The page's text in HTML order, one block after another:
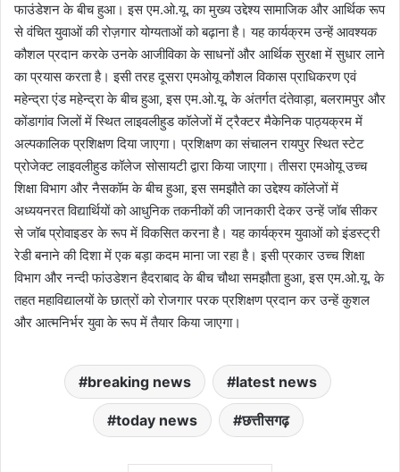
फाउंडेशन के बीच हुआ। इस एम.ओ.यू. का मुख्य उद्देश्य सामाजिक और आर्थिक रूप
से वंचित युवाओं की रोज़गार योग्यताओं को बढ़ाना है। यह कार्यक्रम उन्हें आवश्यक
कौशल प्रदान करके उनके आजीविका के साधनों और आर्थिक सुरक्षा में सुधार लाने
का प्रयास करता है। इसी तरह दूसरा एमओयू कौशल विकास प्राधिकरण एवं
महेन्द्रा एंड महेन्द्रा के बीच हुआ, इस एम.ओ.यू. के अंतर्गत दंतेवाड़ा, बलरामपुर और
कोंडागांव जिलों में स्थित लाइवलीहुड कॉलेजों में ट्रैक्टर मैकेनिक पाठ्यक्रम में
अल्पकालिक प्रशिक्षण दिया जाएगा। प्रशिक्षण का संचालन रायपुर स्थित स्टेट
प्रोजेक्ट लाइवलीहुड कॉलेज सोसायटी द्वारा किया जाएगा। तीसरा एमओयू उच्च
शिक्षा विभाग और नैसकॉम के बीच हुआ, इस समझौते का उद्देश्य कॉलेजों में
अध्ययनरत विद्यार्थियों को आधुनिक तकनीकों की जानकारी देकर उन्हें जॉब सीकर
से जॉब प्रोवाइडर के रूप में विकसित करना है। यह कार्यक्रम युवाओं को इंडस्ट्री
रेडी बनाने की दिशा में एक बड़ा कदम माना जा रहा है। इसी प्रकार उच्च शिक्षा
विभाग और नन्दी फांउडेशन हैदराबाद के बीच चौथा समझौता हुआ, इस एम.ओ.यू. के
तहत महाविद्यालयों के छात्रों को रोजगार परक प्रशिक्षण प्रदान कर उन्हें कुशल
और आत्मनिर्भर युवा के रूप में तैयार किया जाएगा।
breaking news latest news
today news छत्तीसगढ़